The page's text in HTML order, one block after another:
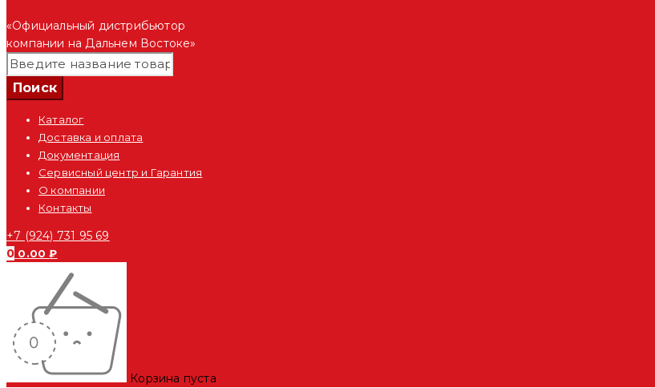
«Официальный дистрибьютор
компании на Дальнем Востоке»
Каталог
Доставка и оплата
Документация
Сервисный центр и Гарантия
О компании
Контакты
+7 (924) 731 95 69
0 0.00₽
Корзина пуста